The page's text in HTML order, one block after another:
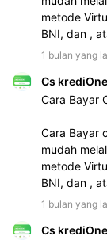
metode
BNI, dan ,
1 bulan yang
Cs krediOne
Cara Bayar
Cara Bayar
mudah
metode
BNI, dan ,
1 bulan yang
Cs krediOne